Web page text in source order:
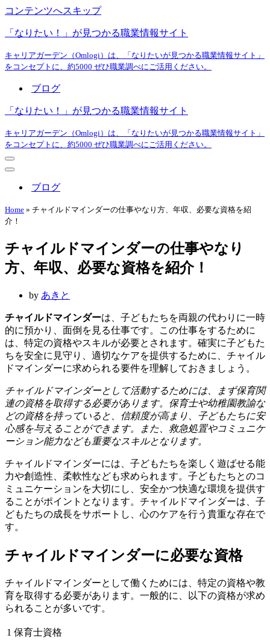
コンテンツへスキップ
「なりたい！」が見つかる職業情報サイト
キャリアガーデン（Omlogi）は、「なりたいが見つかる職業情報サイト」
をコンセプトに、約5000 ぜひ職業調べにご活用ください。
ブログ
「なりたい！」が見つかる職業情報サイト
キャリアガーデン（Omlogi）は、「なりたいが見つかる職業情報サイト」
をコンセプトに、約5000 ぜひ職業調べにご活用ください。
ナ
ビ
シ
ョ
ニ
ュ
ー
ナ
ー
シ
メ
ニ
ュ
ブログ
Home » チャイルドマインダーの仕事やなり方、年収、必要な資格を紹
介！
チャイルドマインダーの仕事やなり
方、年収、必要な資格を紹介！
by あきと
チャイルドマインダーは、子どもたちを両親の代わりに一時
的に預かり、面倒を見る仕事です。この仕事をするために
は、特定の資格やスキルが必要とされます。確実に子どもた
ちを安全に見守り、適切なケアを提供するために、チャイル
ドマインダーに求められる要件を理解しておきましょう。
チャイルドマインダーとして活動するためには、まず保育関
連の資格を取得する必要があります。保育士や幼稚園教諭な
どの資格を持っていると、信頼度が高まり、子どもたちに安
心感を与えることができます。また、救急処置やコミュニケ
ーション能力なども重要なスキルとなります。
チャイルドマインダーには、子どもたちを楽しく遊ばせる能
力や創造性、柔軟性なども求められます。子どもたちとのコ
ミュニケーションを大切にし、安全かつ快適な環境を提供す
ることがポイントとなります。チャイルドマインダーは、子
どもたちの成長をサポートし、心のケアを行う貴重な存在で
す。
チャイルドマインダーに必要な資格
チャイルドマインダーとして働くためには、特定の資格や教
育を取得する必要があります。一般的に、以下の資格が求め
られることが多いです。
1 保育士資格